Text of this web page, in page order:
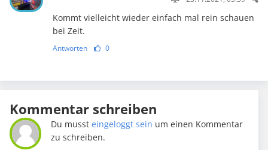
Kommt vielleicht wieder einfach mal rein schauen
bei Zeit.
Antworten 0
Kommentar schreiben
Du mussteingeloggt sein um einen Kommentar
zu schreiben.